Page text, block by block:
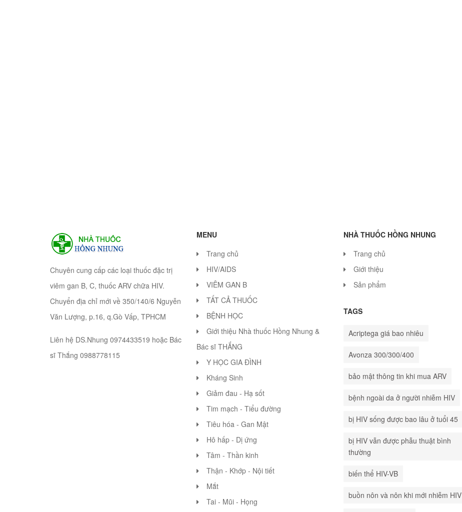
Chuyên cung cấp các loại thuốc đặc trị
viêm gan B, C, thuốc ARV chữa HIV.
Chuyển địa chỉ mới về 350/140/6 Nguyễn
Văn Lượng, p.16, q.Gò Vấp, TPHCM
Liên hệ DS.Nhung 0974433519 hoặc Bác
sĩ Thắng 0988778115
MENU
Trang chủ
HIV/AIDS
VIÊM GAN B
TẤT CẢ THUỐC
BỆNH HỌC
Giới thiệu Nhà thuốc Hồng Nhung &
Bác sĩ THẮNG
Y HỌC GIA ĐÌNH
Kháng Sinh
Giảm đau - Hạ sốt
Tim mạch - Tiểu đường
Tiêu hóa - Gan Mật
Hô hấp - Dị ứng
Tâm - Thần kinh
Thận - Khớp - Nội tiết
Mắt
Tai - Mũi - Họng
NHÀ THUỐC HỒNG NHUNG
Trang chủ
Giới thiệu
Sản phẩm
TAGS
Acriptega giá bao nhiêu
Avonza 300/300/400
bảo mật thông tin khi mua ARV
bệnh ngoài da ở người nhiễm HIV
bị HIV sống được bao lâu ở tuổi 45
bị HIV vẫn được phẫu thuật bình
thường
biến thể HIV-VB
buồn nôn và nôn khi mới nhiễm HIV